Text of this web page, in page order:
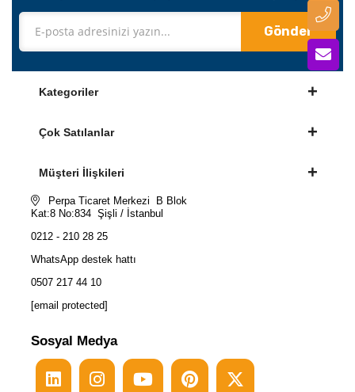
Gönder
Kategoriler
Çok Satılanlar
Müşteri İlişkileri
Perpa Ticaret Merkezi B Blok
Kat:8 No:834 Şişli / İstanbul
0212 - 210 28 25
WhatsApp destek hattı
0507 217 44 10
[email protected]
Sosyal Medya